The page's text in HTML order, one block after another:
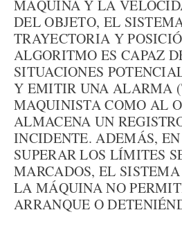
MÁQUINA Y LA
DEL OBJETO, EL
TRAYECTORIA Y
ALGORITMO ES CAPAZ
SITUACIONES
Y EMITIR UNA ALARMA
MAQUINISTA COMO AL
ALMACENA UN
INCIDENTE. ADEMÁS,
SUPERAR LOS LÍMITES
MARCADOS, EL
LA MÁQUINA NO
ARRANQUE O